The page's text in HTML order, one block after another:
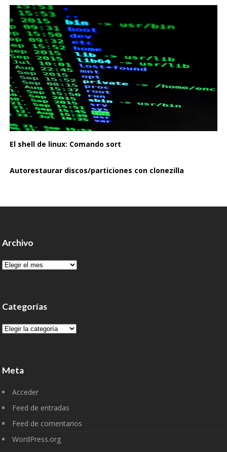
El shell de linux: Comando sort
Autorestaurar discos/particiones con clonezilla
Archivo
Archivo
Categorías
Categorías
Meta
Acceder
Feed de entradas
Feed de comentarios
WordPress.org